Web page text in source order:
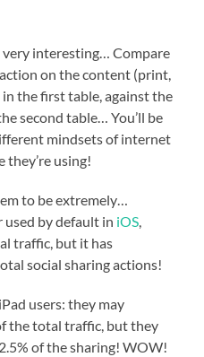
very interesting… Compare
on the content (print,
in the first table, against the
second table… You’ll be
mindsets of internet
they’re using!
to be extremely…
used by default in iOS,
traffic, but it has
social sharing actions!
users: they may
the total traffic, but they
of the sharing! WOW!